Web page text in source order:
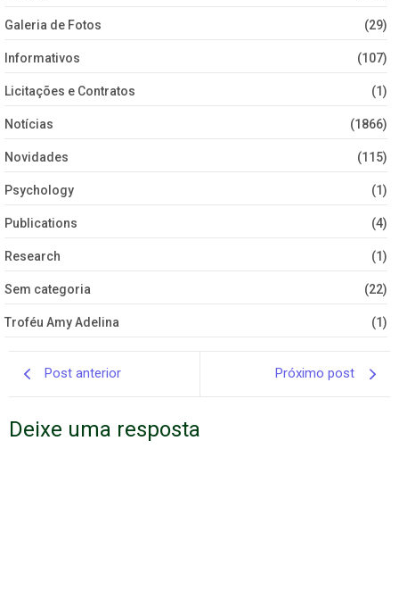
Galeria de Fotos (29)
Informativos (107)
Licitações e Contratos (1)
Notícias (1866)
Novidades (115)
Psychology (1)
Publications (4)
Research (1)
Sem categoria (22)
Troféu Amy Adelina (1)
Post anterior Próximo post
Deixe uma resposta